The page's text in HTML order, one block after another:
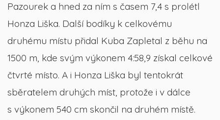
Pazourek a hned za ním s časem 7,4 s prolétl
Honza Liška. Další bodíky k celkovému
druhému místu přidal Kuba Zapletal z běhu na
1500 m, kde svým výkonem 4:58,9 získal celkové
čtvrté místo. A i Honza Liška byl tentokrát
sběratelem druhých míst, protože i v dálce
s výkonem 540 cm skončil na druhém místě.